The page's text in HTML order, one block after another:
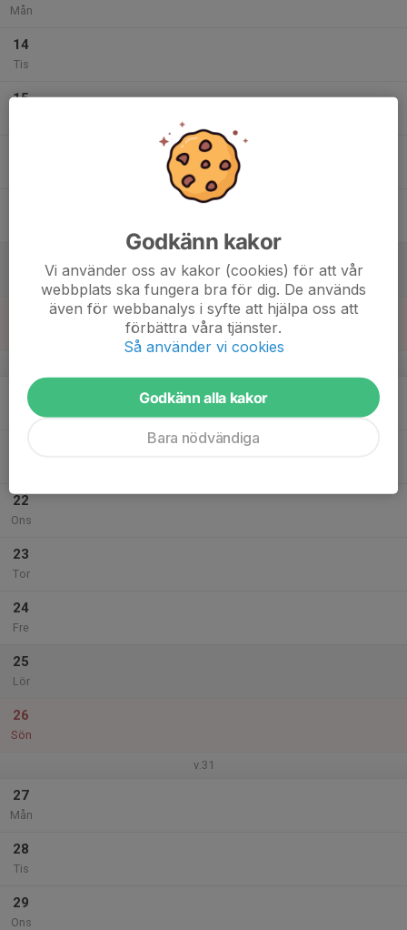
Mån
14
Tis
15
20
Mån
22
Ons
23
Tor
24
Fre
25
Lör
26
Sön
v.31
27
Mån
28
Tis
29
Ons
Godkänn kakor
Vi använder oss av kakor (cookies) för att vår
webbplats ska fungera bra för dig. De används
även för webbanalys i syfte att hjälpa oss att
förbättra våra tjänster.
Så använder vi cookies
Godkänn alla kakor
Bara nödvändiga